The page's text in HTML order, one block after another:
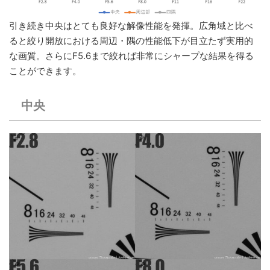
引き続き中央はとても良好な解像性能を発揮。広角域と比べ
ると絞り開放における周辺・隅の性能低下が目立たず実用的
な画質。さらにF5.6まで絞れば非常にシャープな結果を得る
ことができます。
中央